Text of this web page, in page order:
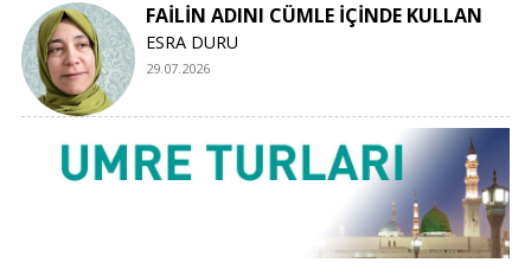
FAİLİN ADINI CÜMLE İÇİNDE KULLAN
ESRA DURU
29.07.2026